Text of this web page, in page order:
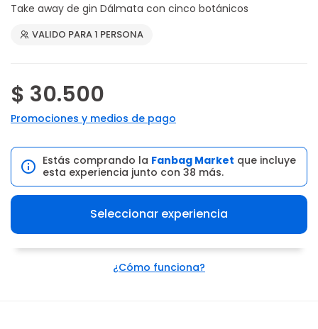
Take away de gin Dálmata con cinco botánicos
VALIDO PARA 1 PERSONA
$ 30.500
Promociones y medios de pago
Estás comprando la Fanbag Market que incluye
esta experiencia junto con 38 más.
Seleccionar experiencia
¿Cómo funciona?